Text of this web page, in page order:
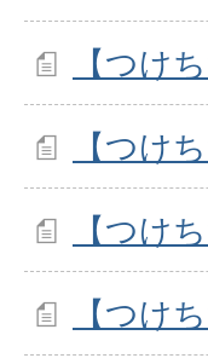
【つけ
【つけ
【つけ
【つけ